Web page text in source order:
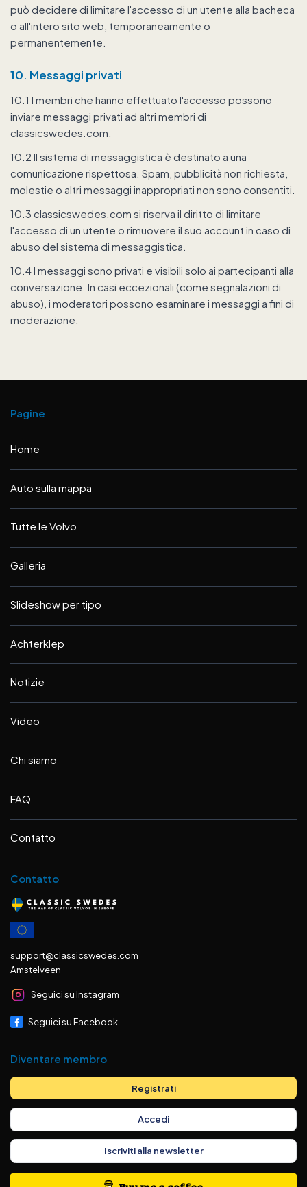
può decidere di limitare l'accesso di un utente alla bacheca
o all'intero sito web, temporaneamente o
permanentemente.
10. Messaggi privati
10.1 I membri che hanno effettuato l'accesso possono
inviare messaggi privati ad altri membri di
classicswedes.com.
10.2 Il sistema di messaggistica è destinato a una
comunicazione rispettosa. Spam, pubblicità non richiesta,
molestie o altri messaggi inappropriati non sono consentiti.
10.3 classicswedes.com si riserva il diritto di limitare
l'accesso di un utente o rimuovere il suo account in caso di
abuso del sistema di messaggistica.
10.4 I messaggi sono privati e visibili solo ai partecipanti alla
conversazione. In casi eccezionali (come segnalazioni di
abuso), i moderatori possono esaminare i messaggi a fini di
moderazione.
Pagine
Home
Auto sulla mappa
Tutte le Volvo
Galleria
Slideshow per tipo
Achterklep
Notizie
Video
Chi siamo
FAQ
Contatto
Contatto
support@classicswedes.com
Amstelveen
Seguici su Instagram
Seguici su Facebook
Diventare membro
Registrati
Accedi
Iscriviti alla newsletter